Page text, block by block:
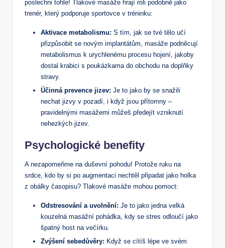
poslechni tohle! Tlakové masáže hrají roli podobně jako
trenér, který podporuje sportovce v tréninku:
Aktivace metabolismu: S tím, jak se tvé tělo učí
přizpůsobit se novým implantátům, masáže podněcují
metabolismus k urychlenému procesu hojení, jakoby
dostal krabici s poukázkama do obchodu na doplňky
stravy.
Účinná prevence jizev: Je to jako by se snažili
nechat jizvy v pozadí, i když jsou přítomny –
pravidelnými masážemi můžeš předejít vzniknutí
nehezkých jizev.
Psychologické benefity
A nezapomeňme na duševní pohodu! Protože ruku na
srdce, kdo by si po augmentaci nechtěl připadat jako holka
z obálky časopisu? Tlakové masáže mohou pomoct:
Odstresování a uvolnění: Je to jako jedna velká
kouzelná masážní pohádka, kdy se stres odloučí jako
špatný host na večírku.
Zvýšení sebedůvěry: Když se cítíš lépe ve svém